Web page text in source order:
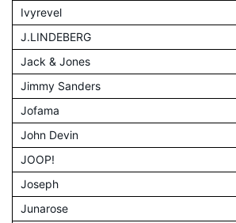
Ivyrevel
J.LINDEBERG
Jack & Jones
Jimmy Sanders
Jofama
John Devin
JOOP!
Joseph
Junarose